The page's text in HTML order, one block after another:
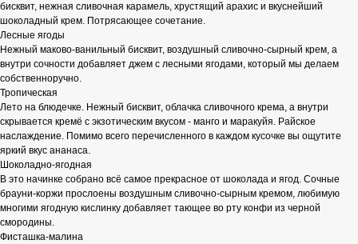
бисквит, нежная сливочная карамель, хрустящий арахис и вкуснейший
шоколадный крем. Потрясающее сочетание.
Лесные ягоды
Нежный маково-ванильный бисквит, воздушный сливочно-сырный крем, а
внутри сочности добавляет джем с лесными ягодами, который мы делаем
собственноручно.
Тропическая
Лето на блюдечке. Нежный бисквит, облачка сливочного крема, а внутри
скрывается кремё с экзотическим вкусом - манго и маракуйя. Райское
наслаждение. Помимо всего перечисленного в каждом кусочке вы ощутите
яркий вкус ананаса.
Шоколадно-ягодная
В это начинке собрано всё самое прекрасное от шоколада и ягод. Сочные
брауни-коржи прослоены воздушным сливочно-сырным кремом, любимую
многими ягодную кислинку добавляет тающее во рту конфи из черной
смородины.
Фисташка-малина